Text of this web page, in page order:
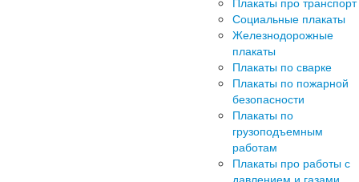
Социальные плакаты
Железнодорожные
плакаты
Плакаты по сварке
Плакаты по пожарной
безопасности
Плакаты по
грузоподъемным
работам
Плакаты про работы с
давлением и газами